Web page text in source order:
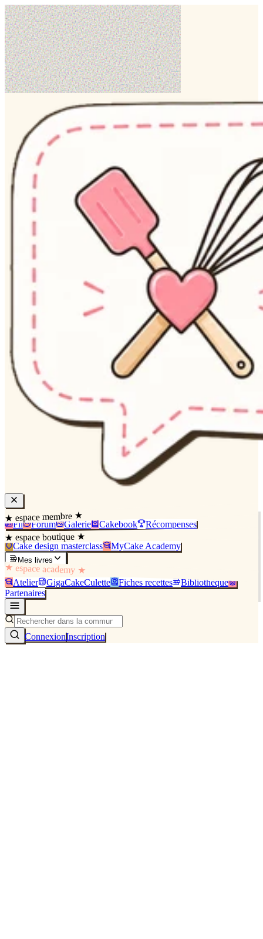
★ espace membre ★
Fil Forum Galerie Cakebook Récompenses
★ espace boutique ★
Cake design masterclass MyCake Academy
Mes livres
★ espace academy ★
Atelier GigaCakeCulette Fiches recettes
Bibliothèque
Partenaires
ConnexionInscription